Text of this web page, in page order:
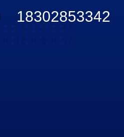
18302853342